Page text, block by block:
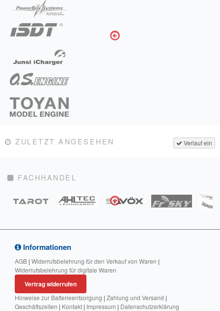
Verlauf ein
ZULETZT ANGESEHEN
FACHHANDEL
Informationen
AGB | Widerrufsbelehrung für den Verkauf von Waren |
Widerrufsbelehrung für digitale Waren
Vertrag widerrufen
Hinweise zur Batterieentsorgung | Zahlung und Versand |
Geschäftszeiten | Kontakt | Impressum | Datenschutzerklärung